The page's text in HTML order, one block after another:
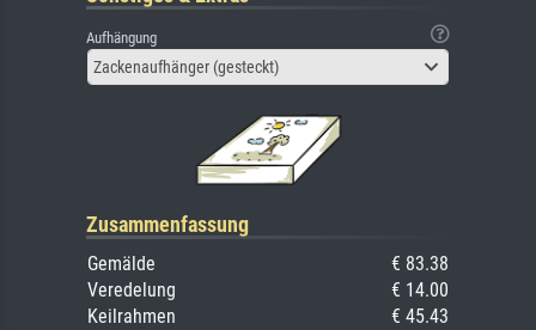
Aufhängung
Zackenaufhänger (gesteckt)
Zusammenfassung
Gemälde
€ 83.38
Veredelung
€ 14.00
Keilrahmen
€ 45.43